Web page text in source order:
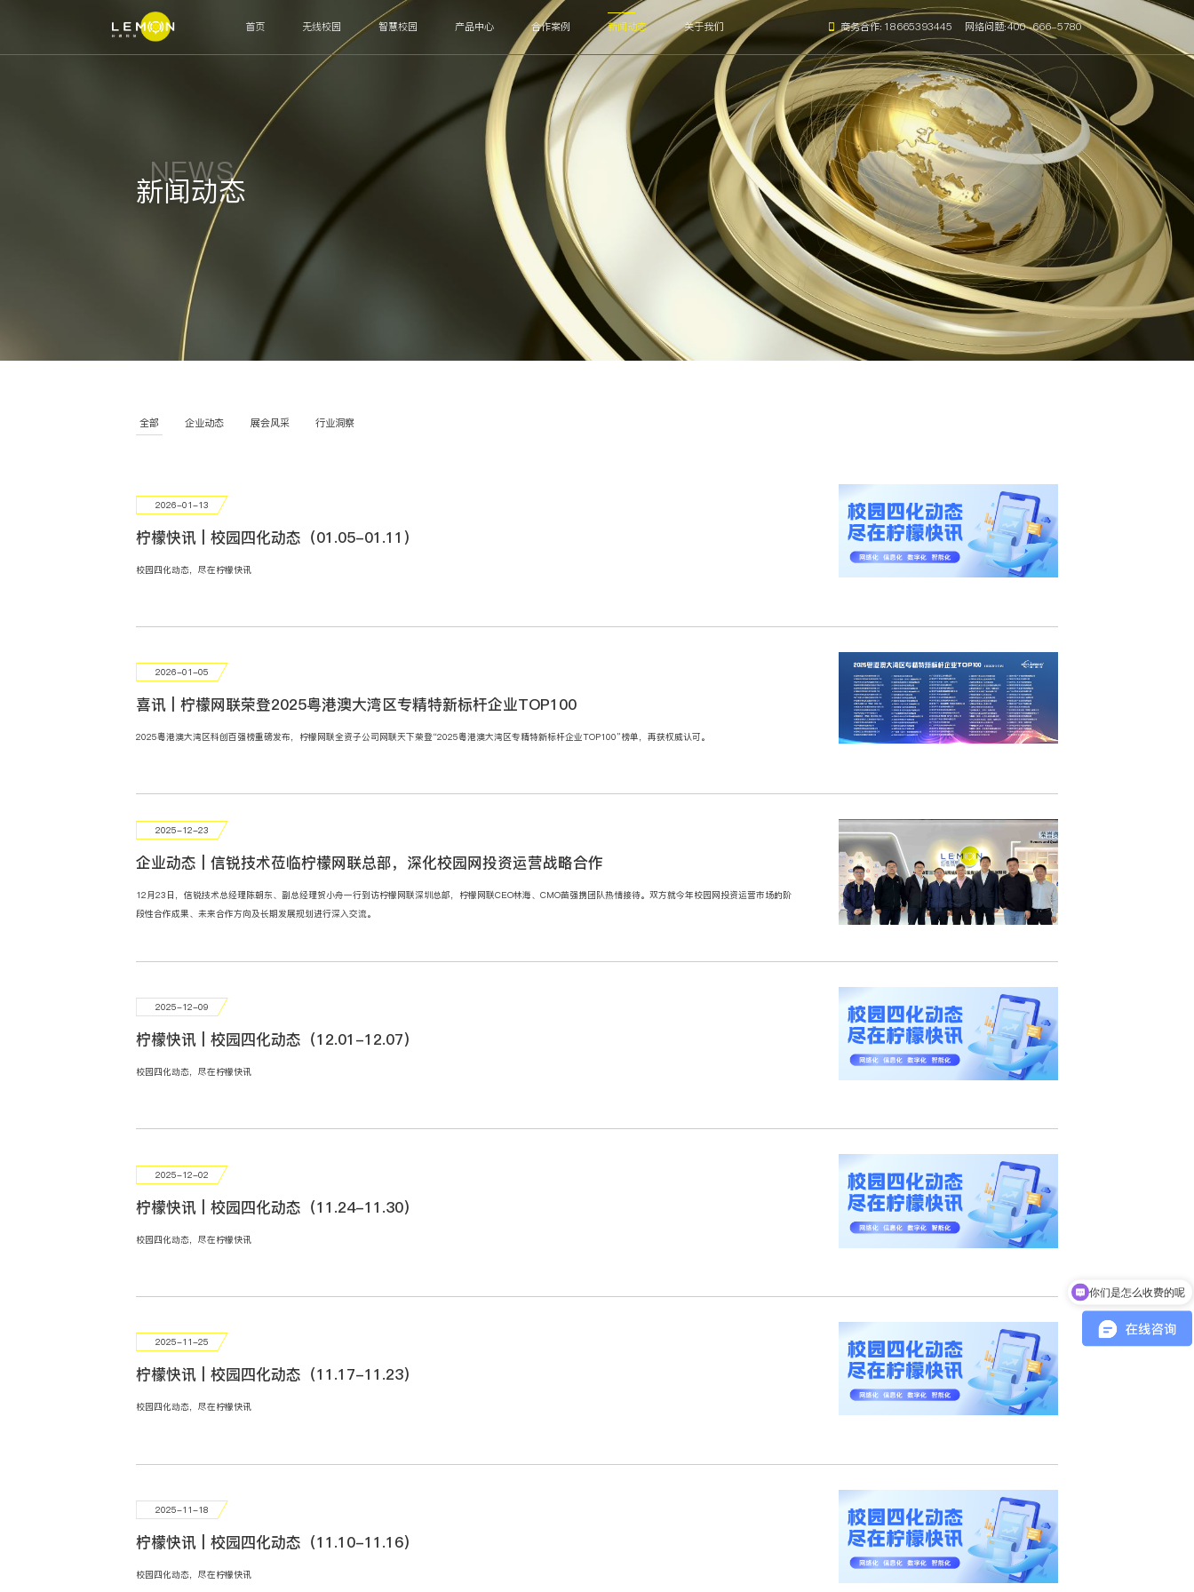
首页 无线校园 智慧校园 产品中心
OLT 防代理系统
认证计费系统 网管系统
高阶辅助
客服系统 CRM系统 进销存系统
智能终端
宿舍水电控设备 智能饮用热水设备 三刷智能消费机 智能校园视频话机 智能电子学生证 智能电子班牌
运营管理
校园安全系统 校园生活系统 教务总务系统
合作案例 新闻动态 关于我们 商务合作: 18665393445 网络问题:400-666-5780
NEWS
新闻动态
全部 企业动态 展会风采 行业洞察
2026-01-13
柠檬快讯 | 校园四化动态（01.05-01.11）
校园四化动态，尽在柠檬快讯
2026-01-05
喜讯 | 柠檬网联荣登2025粤港澳大湾区专精特新标杆企业TOP100
2025粤港澳大湾区科创百强榜重磅发布，柠檬网联全资子公司网联天下荣登“2025粤港澳大湾区专精特新标杆企业TOP100”榜单，再获权威认可。
2025-12-23
企业动态 | 信锐技术莅临柠檬网联总部，深化校园网投资运营战略合作
12月23日，信锐技术总经理陈朝东、副总经理贺小舟一行到访柠檬网联深圳总部，柠檬网联CEO林海、CMO苗强携团队热情接待。双方就今年校园网投资运营市场的阶
段性合作成果、未来合作方向及长期发展规划进行深入交流。
2025-12-09
柠檬快讯 | 校园四化动态（12.01-12.07）
校园四化动态，尽在柠檬快讯
2025-12-02
柠檬快讯 | 校园四化动态（11.24-11.30）
校园四化动态，尽在柠檬快讯
2025-11-25
柠檬快讯 | 校园四化动态（11.17-11.23）
校园四化动态，尽在柠檬快讯
2025-11-18
柠檬快讯 | 校园四化动态（11.10-11.16）
校园四化动态，尽在柠檬快讯
现在有优惠活动吗